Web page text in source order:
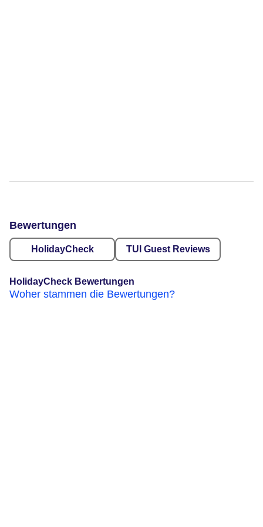
Bewertungen
HolidayCheck TUI Guest Reviews
HolidayCheck Bewertungen
Woher stammen die Bewertungen?